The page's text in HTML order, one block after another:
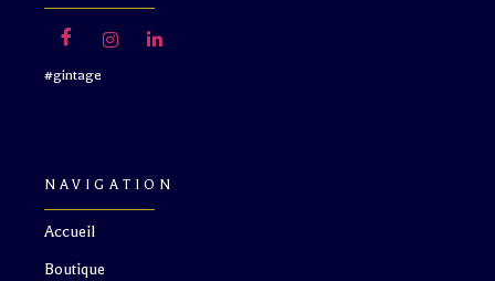
#gintage
NAVIGATION
Accueil
Boutique